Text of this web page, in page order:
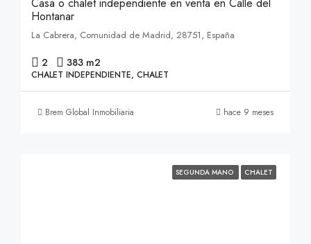
Hontanar
La Cabrera, Comunidad de Madrid, 28751, España
2 383 m2
CHALET INDEPENDIENTE, CHALET
Brem Global Inmobiliaria hace 9 meses
SEGUNDA MANO CHALET